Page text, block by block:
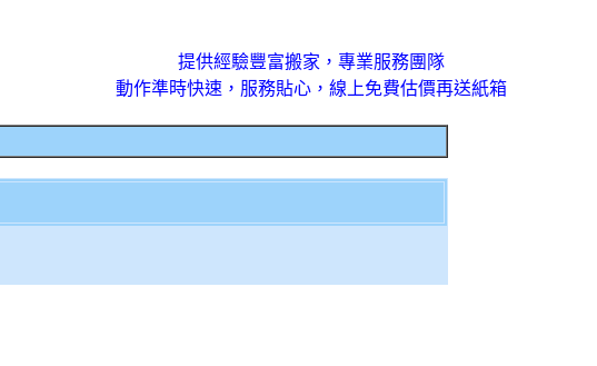
提供經驗豐富搬家，專業服務團隊
動作準時快速，服務貼心，線上免費估價再送紙箱